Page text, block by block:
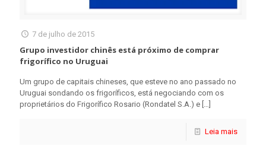
7 de julho de 2015
Grupo investidor chinês está próximo de comprar
frigorífico no Uruguai
Um grupo de capitais chineses, que esteve no ano passado no
Uruguai sondando os frigoríficos, está negociando com os
proprietários do Frigorífico Rosario (Rondatel S.A.) e
Leia mais